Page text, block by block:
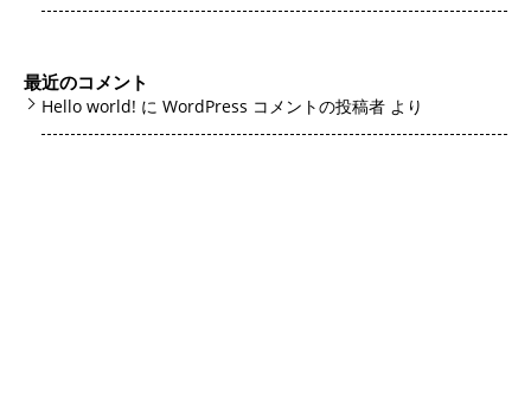
最近のコメント
Hello world! に WordPress コメントの投稿者 より